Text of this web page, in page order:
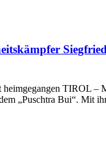
heimgegangen TIROL
„Puschtra Bui“. Mit